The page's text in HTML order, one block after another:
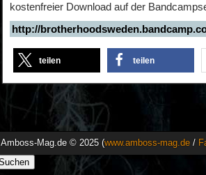
kostenfreier Download auf der
http://
teilen teilen
Amboss-Mag.de © 2025 (www.amboss-mag.de /